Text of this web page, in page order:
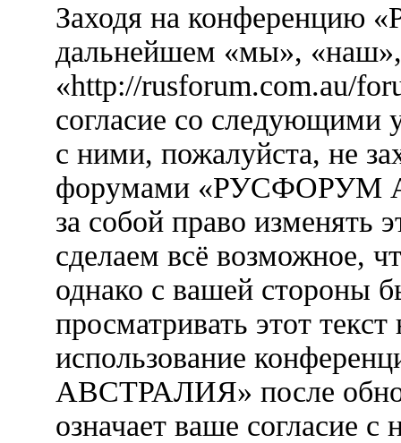
Заходя на
дальнейшем «мы»,
«http://rusforum.com.au/
согласие со следующими
с ними, пожалуйста, не
форумами «РУСФОРУМ
за собой право изменять
сделаем всё возможное,
однако с вашей стороны
просматривать этот
использование
АВСТРАЛИЯ» после
означает ваше согласие с